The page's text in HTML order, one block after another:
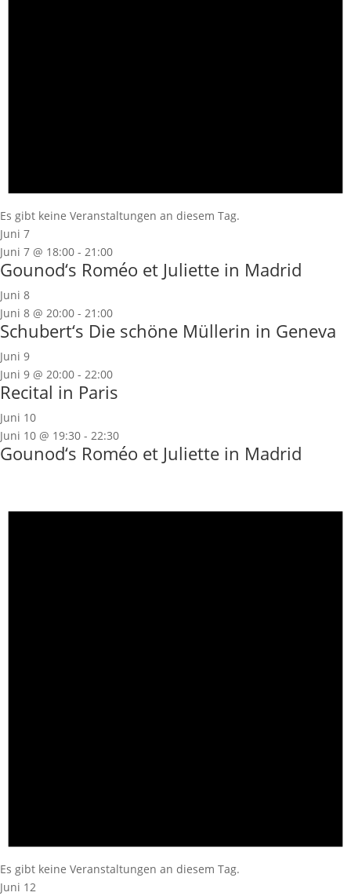
Es gibt keine Veranstaltungen an diesem Tag.
Juni 7
Juni 7 @ 18:00 - 21:00
Gounod‘s Roméo et Juliette in Madrid
Juni 8
Juni 8 @ 20:00 - 21:00
Schubert‘s Die schöne Müllerin in Geneva
Juni 9
Juni 9 @ 20:00 - 22:00
Recital in Paris
Juni 10
Juni 10 @ 19:30 - 22:30
Gounod‘s Roméo et Juliette in Madrid
Es gibt keine Veranstaltungen an diesem Tag.
Juni 12